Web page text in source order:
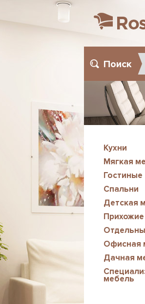
Поиск
Кухни
Мягкая
Гостиные
Спальни
Детская
Прихожие
Офисная
Дачная
мебель